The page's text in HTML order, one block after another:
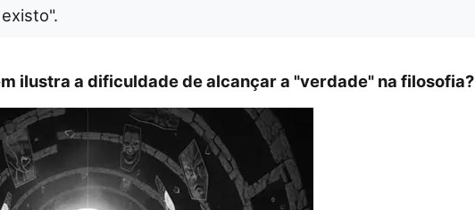
ilustra a dificuldade de alcançar a "verdade" na filosofia?